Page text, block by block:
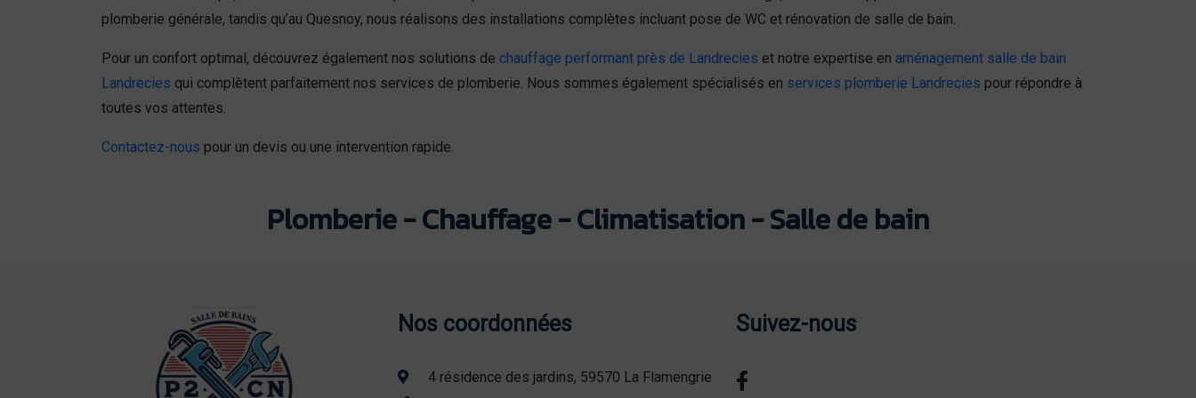
plomberie générale, tandis qu’au Quesnoy, nous réalisons des installations complètes incluant pose de WC et rénovation de salle de bain.
Pour un confort optimal, découvrez également nos solutions de chauffage performant près de Landrecies et notre expertise en aménagement salle de bain
Landrecies qui complètent parfaitement nos services de plomberie. Nous sommes également spécialisés en services plomberie Landrecies pour répondre à
toutes vos attentes.
Contactez-nous pour un devis ou une intervention rapide.
Plomberie - Chauffage - Climatisation - Salle de bain
Nos coordonnées
4 résidence des jardins, 59570 La Flamengrie
Suivez-nous